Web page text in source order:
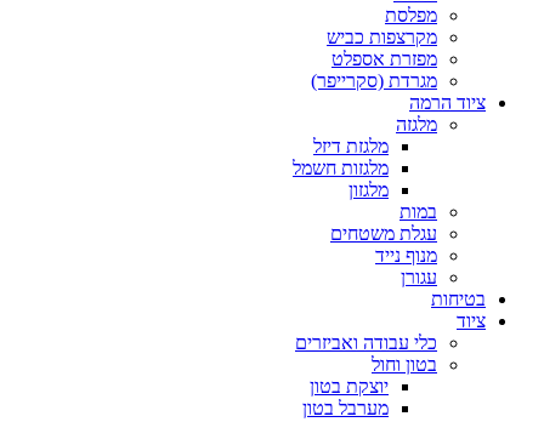
מפלסת
מקרצפות כביש
מפזרת אספלט
מגרדת (סקרייפר)
ציוד הרמה
מלגזה
מלגזת דיזל
מלגזות חשמל
מלגזון
במות
עגלת משטחים
מנוף נייד
עגורן
בטיחות
ציוד
כלי עבודה ואביזרים
בטון וחול
יוצקת בטון
מערבל בטון